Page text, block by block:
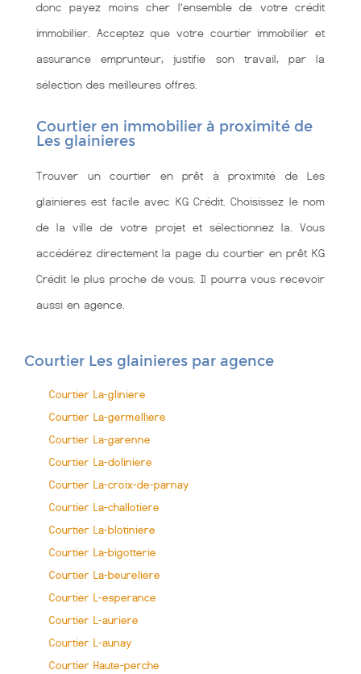
donc payez moins cher l’ensemble de votre crédit
immobilier. Acceptez que votre courtier immobilier et
assurance emprunteur, justifie son travail, par la
sélection des meilleures offres.
Courtier en immobilier à proximité de
Les glainieres
Trouver un courtier en prêt à proximité de Les
glainieres est facile avec KG Crédit. Choisissez le nom
de la ville de votre projet et sélectionnez la. Vous
accédérez directement la page du courtier en prêt KG
Crédit le plus proche de vous. Il pourra vous recevoir
aussi en agence.
Courtier Les glainieres par agence
Courtier La-gliniere
Courtier La-germelliere
Courtier La-garenne
Courtier La-doliniere
Courtier La-croix-de-parnay
Courtier La-challotiere
Courtier La-blotiniere
Courtier La-bigotterie
Courtier La-beureliere
Courtier L-esperance
Courtier L-auriere
Courtier L-aunay
Courtier Haute-perche